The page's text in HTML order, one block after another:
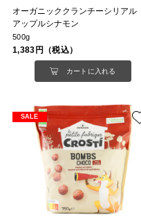
オーガニッククランチーシリアル
アップルシナモン
500g
1,383円（税込）
カートに入れる
SALE